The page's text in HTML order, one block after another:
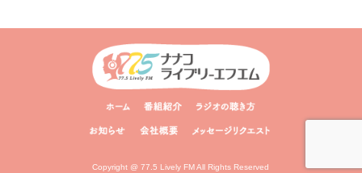
Copyright @ 77.5 Lively FM All Rights Reserved